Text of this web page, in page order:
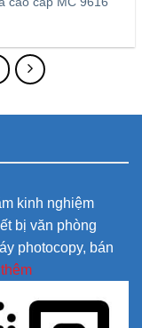
kinh nghiệm
bị văn phòng
photocopy, bán